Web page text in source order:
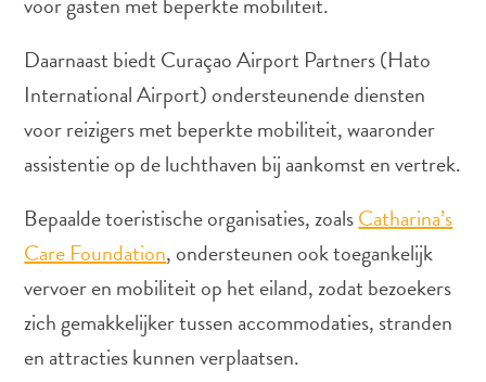
cultuur
Musea
Nachtleven
entertainment
Natuur
parken
Sauna
en
wellness
Sport
en
Daarnaast biedt Curaçao Airport Partners (Hato
International Airport) ondersteunende diensten
voor reizigers met beperkte mobiliteit, waaronder
assistentie op de luchthaven bij aankomst en vertrek.
Bepaalde toeristische organisaties, zoalsCatharina’s
Care Foundation, ondersteunen ook toegankelijk
vervoer en mobiliteit op het eiland, zodat bezoekers
zich gemakkelijker tussen accommodaties, stranden
en attracties kunnen verplaatsen.